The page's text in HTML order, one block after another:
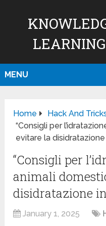
MENU
Home
Hack And
“Consigli per
evitare la disidratazione
“Consigli per
animali
disidratazione
January 1, 2025